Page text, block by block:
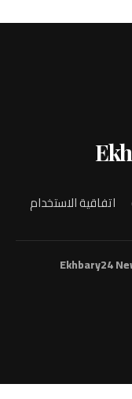
اتفاقية الاستخدام
Ekhbary24